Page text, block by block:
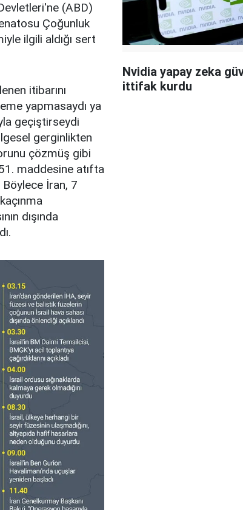
(ABD)
Çoğunluk
ilgili aldığı sert
itibarını
yapmasaydı ya
geçiştirseydi
gerginlikten
çözmüş gibi
maddesine atıfta
Böylece İran, 7
dışında
Nvidia yapay zeka
ittifak kurdu